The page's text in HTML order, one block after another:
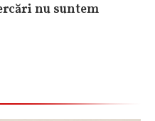
nu suntem